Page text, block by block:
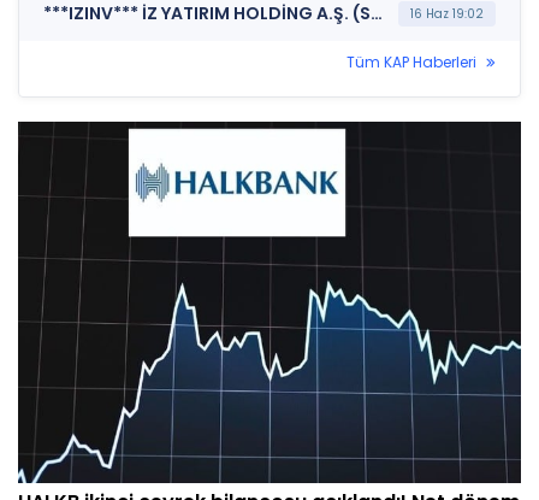
***IZINV*** İZ YATIRIM HOLDİNG A.Ş. (Sermaye Artırımı - Azaltımı İşlemlerine İlişkin Bildirim) 16 Haz 19:02
Tüm KAP Haberleri